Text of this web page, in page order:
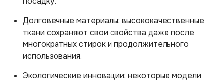
Долговечные материалы: высококачественные
ткани сохраняют свои свойства даже после
многократных стирок и продолжительного
использования.
Экологические инновации: некоторые модели